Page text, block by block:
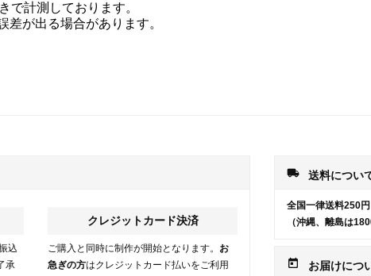
で計測しております。
差が出る場合があります。
込
承
クレジットカード決済
ご購入と同時に制作が開始となります。 お
急ぎの方はクレジットカード払いをご利用
local_shipping 送料につい
全国一律送料250円
（沖縄、離島は
today お届けにつ